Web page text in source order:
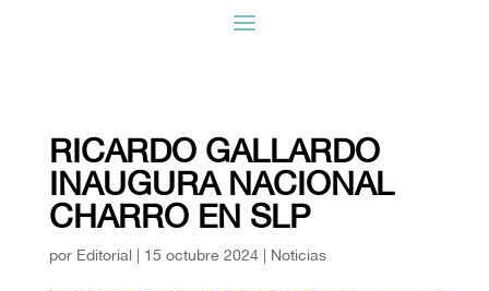
RICARDO GALLARDO
INAUGURA NACIONAL
CHARRO EN SLP
por Editorial| 15 octubre 2024| Noticias